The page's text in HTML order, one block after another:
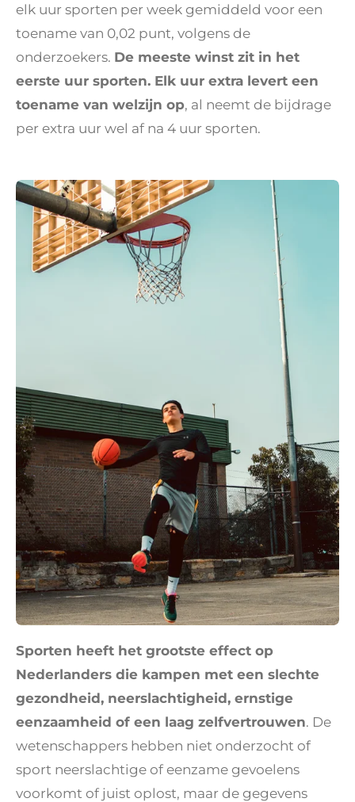
elk uur sporten per week gemiddeld voor een
toename van 0,02 punt, volgens de
onderzoekers. De meeste winst zit in het
eerste uur sporten. Elk uur extra levert een
toename van welzijn op, al neemt de bijdrage
per extra uur wel af na 4 uur sporten.
Sporten heeft het grootste effect op
Nederlanders die kampen met een slechte
gezondheid, neerslachtigheid, ernstige
eenzaamheid of een laag zelfvertrouwen. De
wetenschappers hebben niet onderzocht of
sport neerslachtige of eenzame gevoelens
voorkomt of juist oplost, maar de gegevens